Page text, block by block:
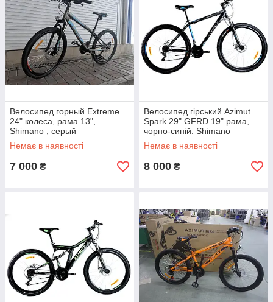
Велосипед горный Extreme
24" колеса, рама 13",
Shimano , серый
Немає в наявності
7 000 ₴
Велосипед гірський Azimut
Spark 29" GFRD 19" рама,
чорно-синій. Shimano
Немає в наявності
8 000 ₴